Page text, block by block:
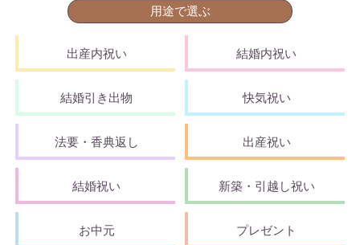
用途で選ぶ
出産内祝い 結婚内祝い
結婚引き出物 快気祝い
法要・香典返し 出産祝い
結婚祝い 新築・引越し祝い
お中元 プレゼント